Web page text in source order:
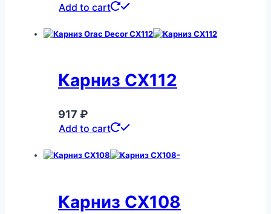
Add to cart
Карниз CX112
917 ₽
Add to cart
Карниз CX108